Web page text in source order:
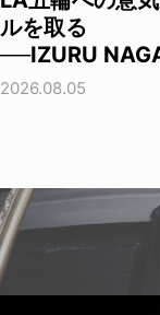
ルを取る
──IZURU
2026.08.05